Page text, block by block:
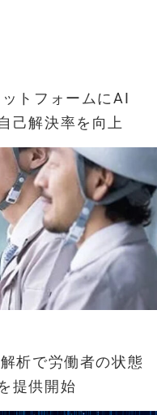
トフォームにAI
己解決率を向上
析で労働者の状態
提供開始